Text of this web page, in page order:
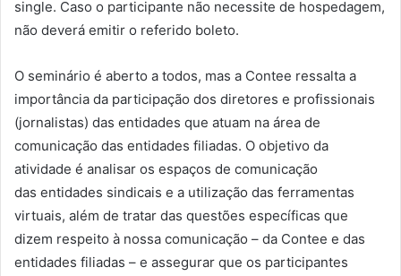
single. Caso o participante não necessite de hospedagem,
não deverá emitir o referido boleto.
O seminário é aberto a todos, mas a Contee ressalta a
importância da participação dos diretores e profissionais
(jornalistas) das entidades que atuam na área de
comunicação das entidades filiadas. O objetivo da
atividade é analisar os espaços de comunicação
das entidades sindicais e a utilização das ferramentas
virtuais, além de tratar das questões específicas que
dizem respeito à nossa comunicação – da Contee e das
entidades filiadas – e assegurar que os participantes